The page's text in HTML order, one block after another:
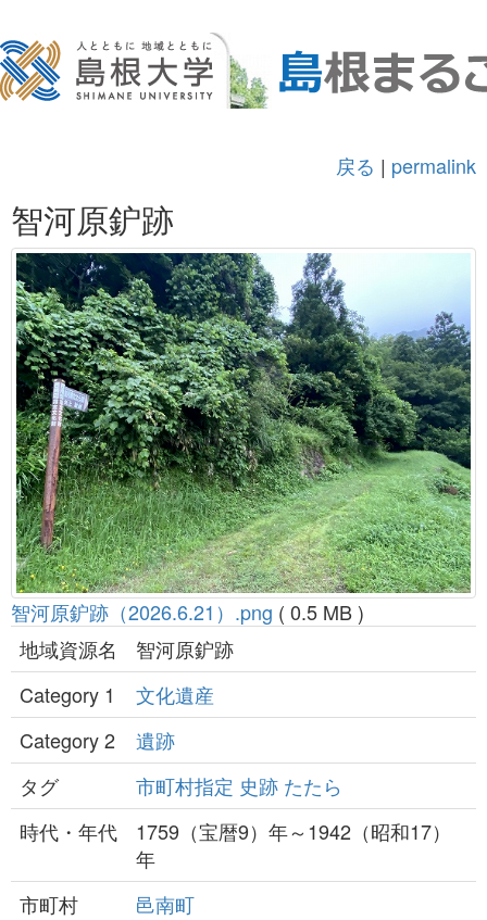
戻る | permalink
智河原鈩跡
智河原鈩跡（2026.6.21）.png ( 0.5 MB )
地域資源名
智河原鈩跡
Category 1
文化遺産
Category 2
遺跡
タグ
市町村指定 史跡 たたら
時代・年代
1759（宝暦9）年～1942（昭和17）
年
市町村
邑南町